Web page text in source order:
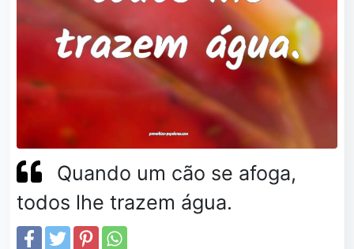
Quando um cão se afoga,
todos lhe trazem água.